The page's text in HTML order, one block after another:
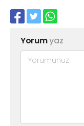
Yorumyaz